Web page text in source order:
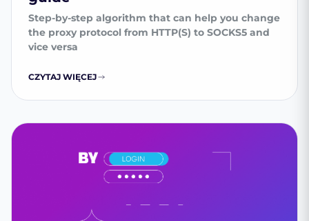
Step-by-step algorithm that can help you change
the proxy protocol from HTTP(S) to SOCKS5 and
vice versa
CZYTAJ WIĘCEJ